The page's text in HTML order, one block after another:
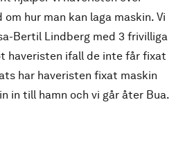
hur man kan laga maskin. Vi
Bertil Lindberg med 3 frivilliga
haveristen ifall de inte får fixat
har haveristen fixat maskin
in till hamn och vi går åter Bua.